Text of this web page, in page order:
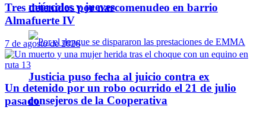
miércoles y jueves
Justicia puso fecha al juicio contra ex
consejeros de la Cooperativa
Tres detenidos por narcomenudeo en barrio
Almafuerte IV
7 de agosto de 2026
Un detenido por un robo ocurrido el 21 de julio
pasado